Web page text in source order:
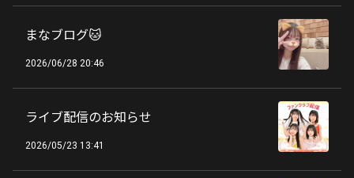
まなブログ🐱
2026/06/28 20:46
ライブ配信のお知らせ
2026/05/23 13:41